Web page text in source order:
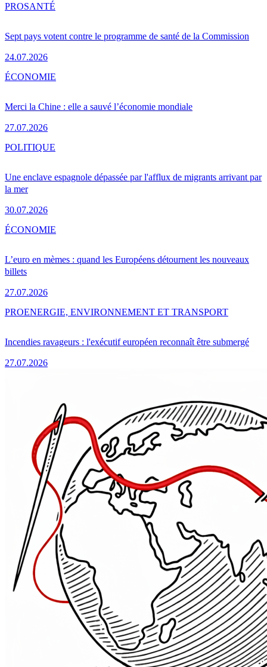
Sept pays votent contre le programme de santé de la Commission
24.07.2026
PROSANTÉ
Merci la Chine : elle a sauvé l’économie mondiale
27.07.2026
ÉCONOMIE
Une enclave espagnole dépassée par l'afflux de migrants arrivant par
la mer
30.07.2026
POLITIQUE
L’euro en mèmes : quand les Européens détournent les nouveaux
billets
27.07.2026
ÉCONOMIE
Incendies ravageurs : l'exécutif européen reconnaît être submergé
27.07.2026
PROENERGIE, ENVIRONNEMENT ET TRANSPORT